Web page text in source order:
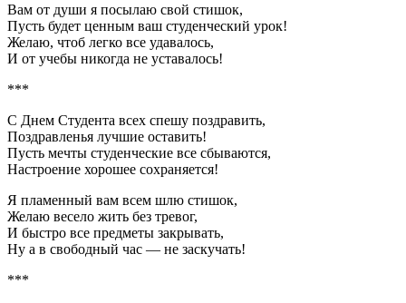
Вам от души я посылаю свой стишок,
Пусть будет ценным ваш студенческий урок!
Желаю, чтоб легко все удавалось,
И от учебы никогда не уставалось!
***
С Днем Студента всех спешу поздравить,
Поздравленья лучшие оставить!
Пусть мечты студенческие все сбываются,
Настроение хорошее сохраняется!
Я пламенный вам всем шлю стишок,
Желаю весело жить без тревог,
И быстро все предметы закрывать,
Ну а в свободный час — не заскучать!
***